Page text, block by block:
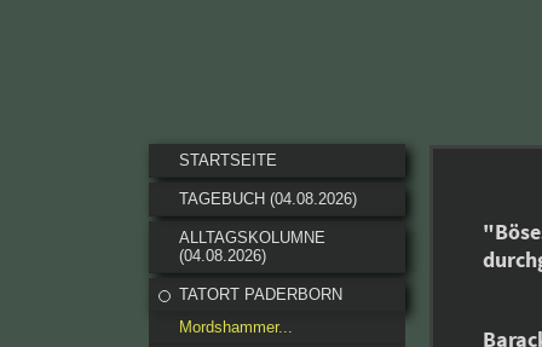
STARTSEITE
TAGEBUCH (04.08.2026)
ALLTAGSKOLUMNE
(04.08.2026)
TATORT PADERBORN
Mordshammer...